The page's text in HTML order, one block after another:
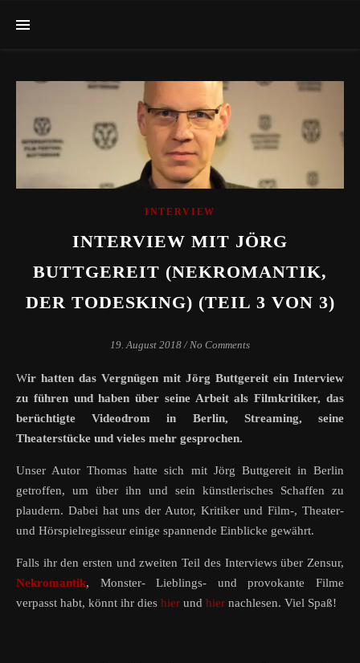
INTERVIEW
INTERVIEW MIT JÖRG
BUTTGEREIT (NEKROMANTIK,
DER TODESKING) (TEIL 3 VON 3)
19. August 2018 / No Comments
Wir hatten das Vergnügen mit Jörg Buttgereit ein Interview
zu führen und haben über seine Arbeit als Filmkritiker, das
berüchtigte Videodrom in Berlin, Streaming, seine
Theaterstücke und vieles mehr gesprochen.
Unser Autor Thomas hatte sich mit Jörg Buttgereit in Berlin
getroffen, um über ihn und sein künstlerisches Schaffen zu
plaudern. Dabei hat uns der Autor, Kritiker und Film-, Theater-
und Hörspielregisseur einige spannende Einblicke gewährt.
Falls ihr den ersten und zweiten Teil des Interviews über Zensur,
Nekromantik, Monster- Lieblings- und provokante Filme
verpasst habt, könnt ihr dies hier und hier nachlesen. Viel Spaß!